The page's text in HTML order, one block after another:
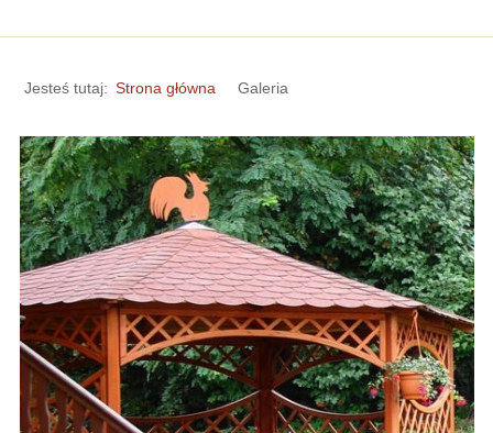
Jesteś tutaj: Strona główna Galeria